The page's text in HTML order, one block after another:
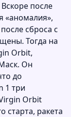
после
«аномалия»,
сброса с
Тогда на
Orbit,
Он
до
1 три
Orbit
старта, ракета